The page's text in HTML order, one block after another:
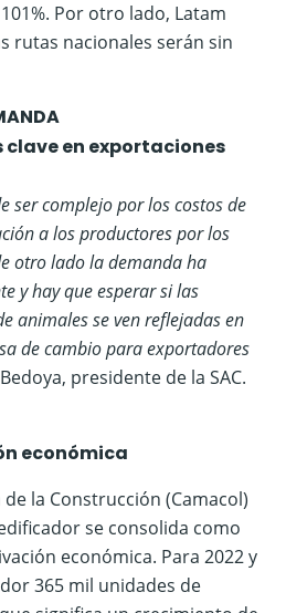
Por otro lado, Latam
rutas nacionales serán sin
clave en exportaciones
ser complejo por los costos de
a los productores por los
otro lado la demanda ha
y hay que esperar si las
animales se ven reflejadas en
de cambio para exportadores
presidente de la SAC.
económica
la Construcción (Camacol)
se consolida como
económica. Para 2022 y
365 mil unidades de